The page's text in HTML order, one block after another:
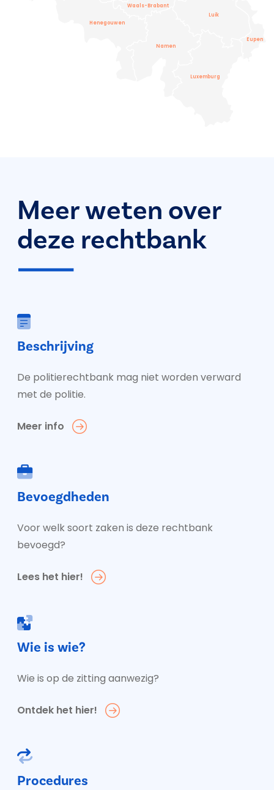
Henegouwen
Waals-Brabant
Namen
Luik
Luxemburg
Eupen
Meer weten over
deze rechtbank
Beschrijving
De politierechtbank mag niet worden verward
met de politie.
Meer info
Bevoegdheden
Voor welk soort zaken is deze rechtbank
bevoegd?
Lees het hier!
Wie is wie?
Wie is op de zitting aanwezig?
Ontdek het hier!
Procedures